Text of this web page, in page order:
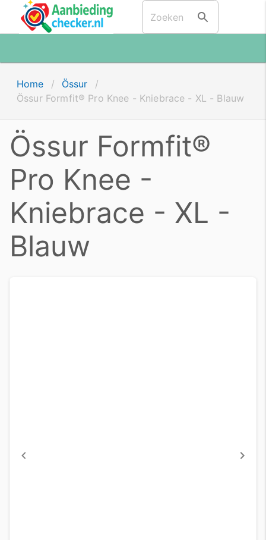
Home / Össur
/
Össur Formfit® Pro Knee - Kniebrace - XL - Blauw
Össur Formfit®
Pro Knee -
Kniebrace - XL -
Blauw